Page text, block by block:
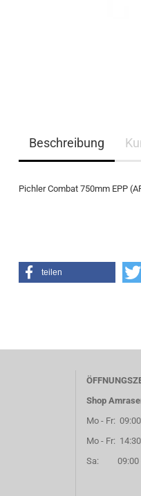
Beschreibung
Pichler Combat 750mm EPP
teilen
Shop
Mo - Fr:
Mo - Fr:
Sa: 09:00 -